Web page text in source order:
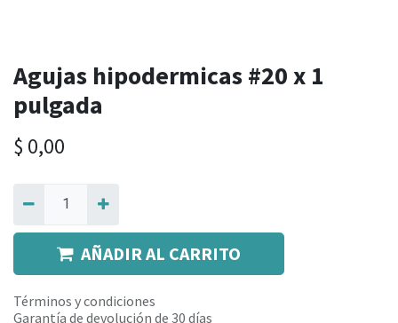
Agujas hipodermicas #20 x 1
pulgada
$ 0,00
AÑADIR AL CARRITO
Términos y condiciones
Garantía de devolución de 30 días